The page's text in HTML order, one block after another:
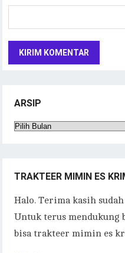
ARSIP
Arsip
TRAKTEER MIMIN ES
Halo. Terima kasih
Untuk terus mendukung
bisa trakteer mimin es